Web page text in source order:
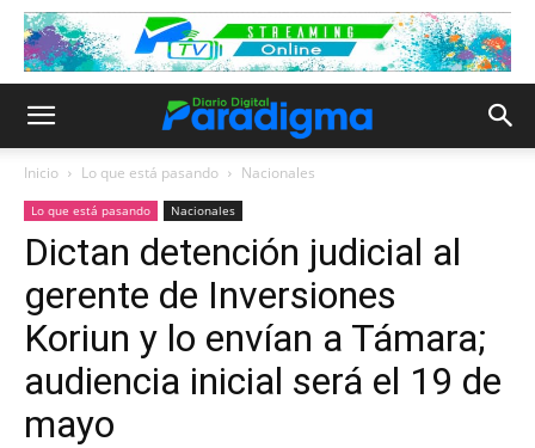
Inicio Lo que está pasando Nacionales
Lo que está pasando Nacionales
Dictan detención judicial al
gerente de Inversiones
Koriun y lo envían a Támara;
audiencia inicial será el 19 de
mayo